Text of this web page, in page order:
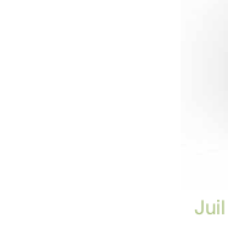
Juil